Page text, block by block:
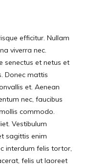
efficitur. Nullam
viverra nec.
senectus et netus et
Donec mattis
et. Aenean
nec, faucibus
commodo.
Vestibulum
sagittis enim
interdum felis tortor,
felis ut laoreet